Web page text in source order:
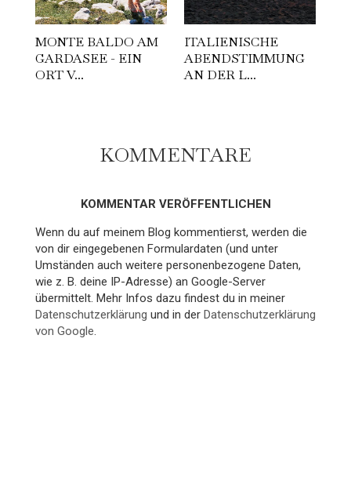
MONTE BALDO AM
GARDASEE - EIN
ORT V...
ITALIENISCHE
ABENDSTIMMUNG
AN DER L...
KOMMENTARE
KOMMENTAR VERÖFFENTLICHEN
Wenn du auf meinem Blog kommentierst, werden die
von dir eingegebenen Formulardaten (und unter
Umständen auch weitere personenbezogene Daten,
wie z. B. deine IP-Adresse) an Google-Server
übermittelt. Mehr Infos dazu findest du in meiner
Datenschutzerklärung und in der Datenschutzerklärung
von Google.